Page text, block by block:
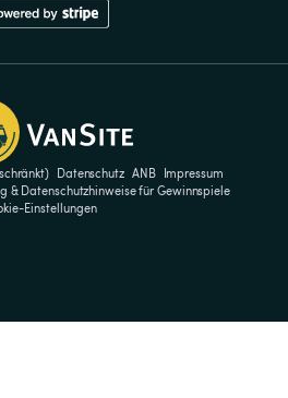
Datenschutz ANB
Impressum
& Datenschutzhinweise für Gewinnspiele
Einstellungen